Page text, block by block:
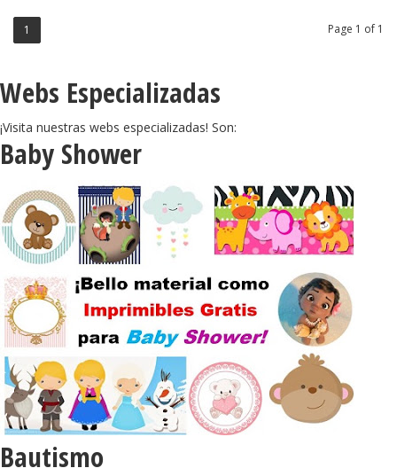
Imprimir Gratis.
Page 1 of 1
1
Webs Especializadas
¡Visita nuestras webs especializadas! Son:
Baby Shower
Bautismo